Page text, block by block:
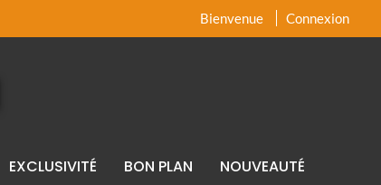
Bienvenue Connexion
EXCLUSIVITÉ BON PLAN NOUVEAUTÉ
xx